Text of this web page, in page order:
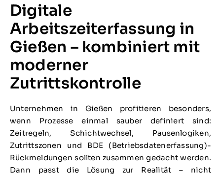
Digitale
Arbeitszeiterfassung in
Gießen – kombiniert mit
moderner
Zutrittskontrolle
Unternehmen in Gießen profitieren besonders,
wenn Prozesse einmal sauber definiert sind:
Zeitregeln, Schichtwechsel, Pausenlogiken,
Zutrittszonen und BDE (Betriebsdatenerfassung)-
Rückmeldungen sollten zusammen gedacht werden.
Dann passt die Lösung zur Realität – nicht